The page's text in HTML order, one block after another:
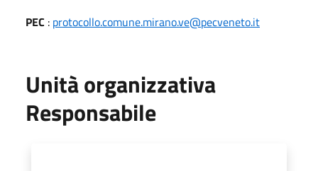
PEC : protocollo.comune.mirano.ve@pecveneto.it
Unità organizzativa
Responsabile